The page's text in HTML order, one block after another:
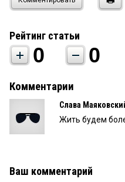
Рейтинг статьи
0 0
Комментарии
Слава
Жить будем
Ваш комментарий